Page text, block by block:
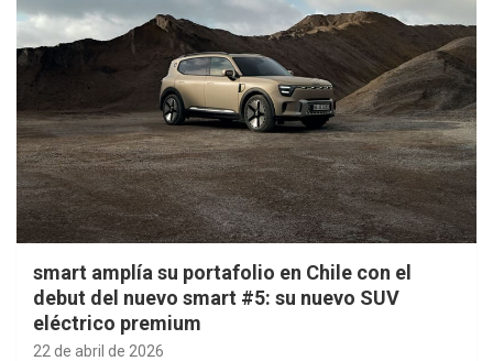
smart amplía su portafolio en Chile con el
debut del nuevo smart #5: su nuevo SUV
eléctrico premium
22 de abril de 2026